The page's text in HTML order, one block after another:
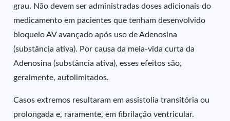
grau. Não devem ser administradas doses adicionais do
medicamento em pacientes que tenham desenvolvido
bloqueio AV avançado após uso de Adenosina
(substância ativa). Por causa da meia-vida curta da
Adenosina (substância ativa), esses efeitos são,
geralmente, autolimitados.
Casos extremos resultaram em assistolia transitória ou
prolongada e, raramente, em fibrilação ventricular.